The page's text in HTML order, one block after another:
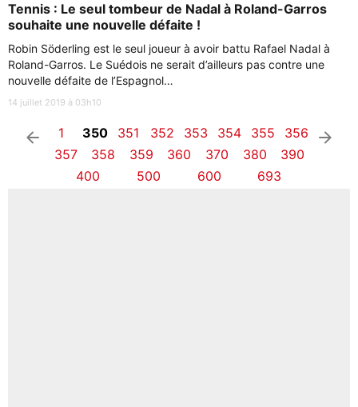
Tennis : Le seul tombeur de Nadal à Roland-Garros
souhaite une nouvelle défaite !
Robin Söderling est le seul joueur à avoir battu Rafael Nadal à
Roland-Garros. Le Suédois ne serait d’ailleurs pas contre une
nouvelle défaite de l’Espagnol…
14 juillet 2019 à 03h10
arrow_left 1 350 351 352 353 354 355
356
357
358 359 360 370 380
390
400
500 600 693
arrow_right